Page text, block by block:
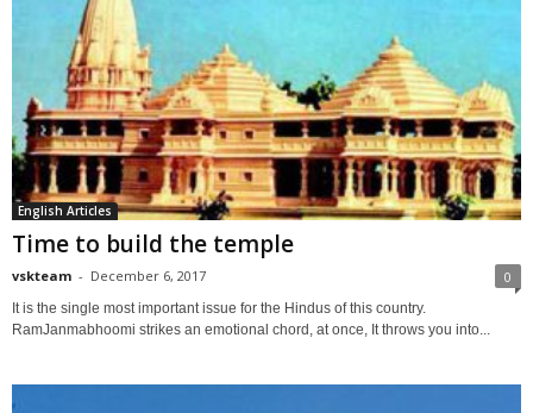
English Articles
Time to build the temple
vskteam - December 6, 2017 0
It is the single most important issue for the Hindus of this country.
RamJanmabhoomi strikes an emotional chord, at once, It throws you into...